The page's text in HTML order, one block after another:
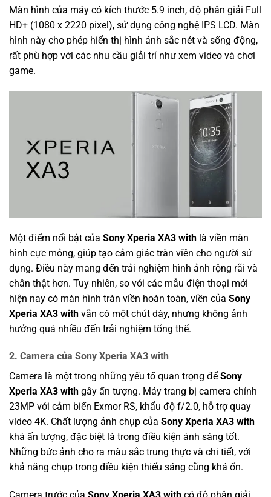
Màn hình của máy có kích thước 5.9 inch, độ phân giải Full
HD+ (1080 x 2220 pixel), sử dụng công nghệ IPS LCD. Màn
hình này cho phép hiển thị hình ảnh sắc nét và sống động,
rất phù hợp với các nhu cầu giải trí như xem video và chơi
game.
Một điểm nổi bật của Sony Xperia XA3 with là viền màn
hình cực mỏng, giúp tạo cảm giác tràn viền cho người sử
dụng. Điều này mang đến trải nghiệm hình ảnh rộng rãi và
chân thật hơn. Tuy nhiên, so với các mẫu điện thoại mới
hiện nay có màn hình tràn viền hoàn toàn, viền của Sony
Xperia XA3 with vẫn có một chút dày, nhưng không ảnh
hưởng quá nhiều đến trải nghiệm tổng thể.
2. Camera của Sony Xperia XA3 with
Camera là một trong những yếu tố quan trọng để Sony
Xperia XA3 with gây ấn tượng. Máy trang bị camera chính
23MP với cảm biến Exmor RS, khẩu độ f/2.0, hỗ trợ quay
video 4K. Chất lượng ảnh chụp của Sony Xperia XA3 with
khá ấn tượng, đặc biệt là trong điều kiện ánh sáng tốt.
Những bức ảnh cho ra màu sắc trung thực và chi tiết, với
khả năng chụp trong điều kiện thiếu sáng cũng khá ổn.